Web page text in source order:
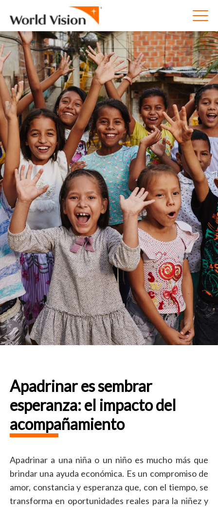
Apadrinar es sembrar
esperanza: el impacto del
acompañamiento
Apadrinar a una niña o un niño es mucho más que
brindar una ayuda económica. Es un compromiso de
amor, constancia y esperanza que, con el tiempo, se
transforma en oportunidades reales para la niñez y